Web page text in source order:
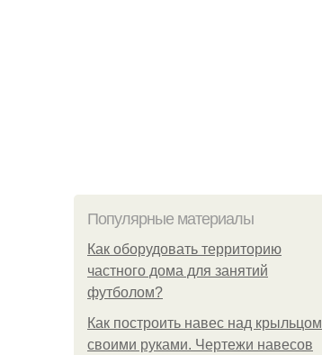
Популярные материалы
Как оборудовать территорию
частного дома для занятий
футболом?
Как построить навес над крыльцом
своими руками. Чертежи навесов